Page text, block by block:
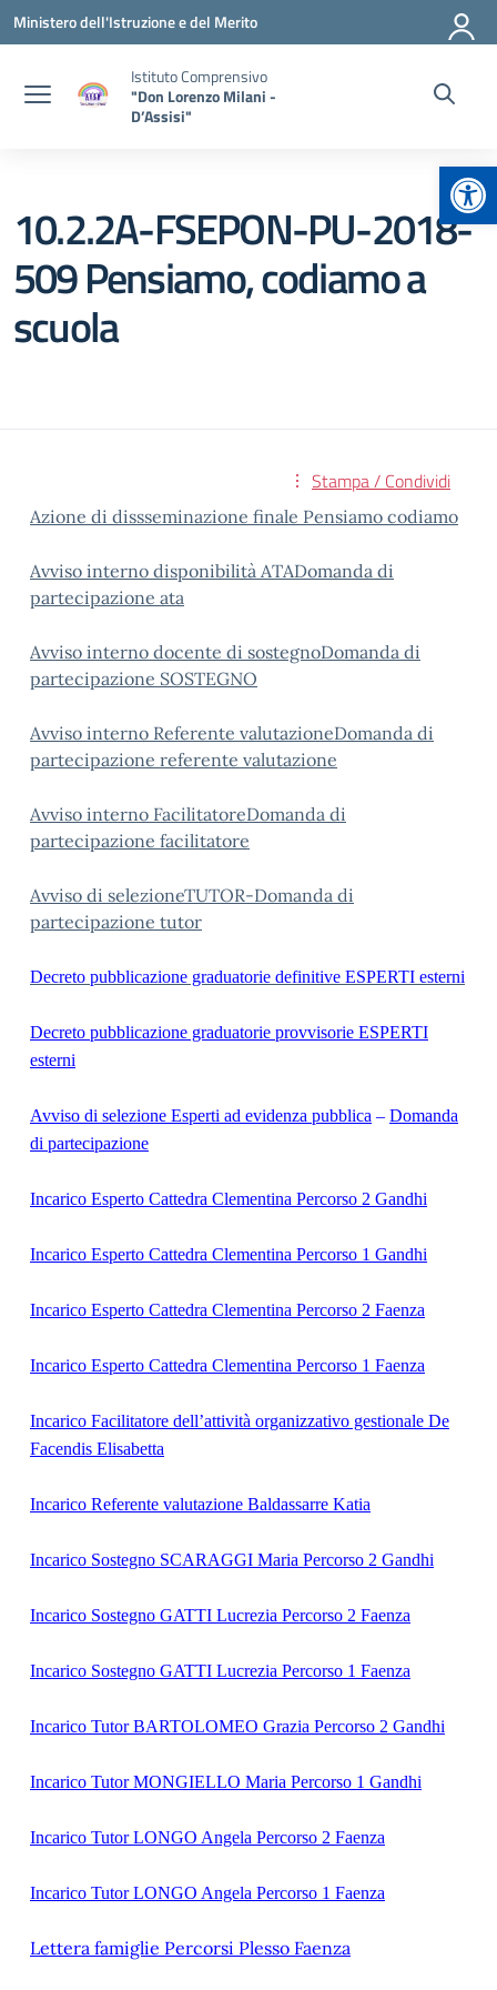
Vai ai contenuti
Vai al menu di navigazione
Vai al footer
Ministero dell'Istruzione e del Merito
Istituto Comprensivo
"Don Lorenzo Milani -
D’Assisi"
10.2.2A-FSEPON-PU-2018-
509 Pensiamo, codiamo a
scuola
Stampa / Condividi
Azione di dissseminazione finale Pensiamo codiamo
Avviso interno disponibilità ATADomanda di
partecipazione ata
Avviso interno docente di sostegnoDomanda di
partecipazione SOSTEGNO
Avviso interno Referente valutazioneDomanda di
partecipazione referente valutazione
Avviso interno FacilitatoreDomanda di
partecipazione facilitatore
Avviso di selezioneTUTOR-Domanda di
partecipazione tutor
Decreto pubblicazione graduatorie definitive ESPERTI esterni
Decreto pubblicazione graduatorie provvisorie ESPERTI
esterni
Avviso di selezione Esperti ad evidenza pubblica – Domanda
di partecipazione
Incarico Esperto Cattedra Clementina Percorso 2 Gandhi
Incarico Esperto Cattedra Clementina Percorso 1 Gandhi
Incarico Esperto Cattedra Clementina Percorso 2 Faenza
Incarico Esperto Cattedra Clementina Percorso 1 Faenza
Incarico Facilitatore dell’attività organizzativo gestionale De
Facendis Elisabetta
Incarico Referente valutazione Baldassarre Katia
Incarico Sostegno SCARAGGI Maria Percorso 2 Gandhi
Incarico Sostegno GATTI Lucrezia Percorso 2 Faenza
Incarico Sostegno GATTI Lucrezia Percorso 1 Faenza
Incarico Tutor BARTOLOMEO Grazia Percorso 2 Gandhi
Incarico Tutor MONGIELLO Maria Percorso 1 Gandhi
Incarico Tutor LONGO Angela Percorso 2 Faenza
Incarico Tutor LONGO Angela Percorso 1 Faenza
Lettera famiglie Percorsi Plesso Faenza